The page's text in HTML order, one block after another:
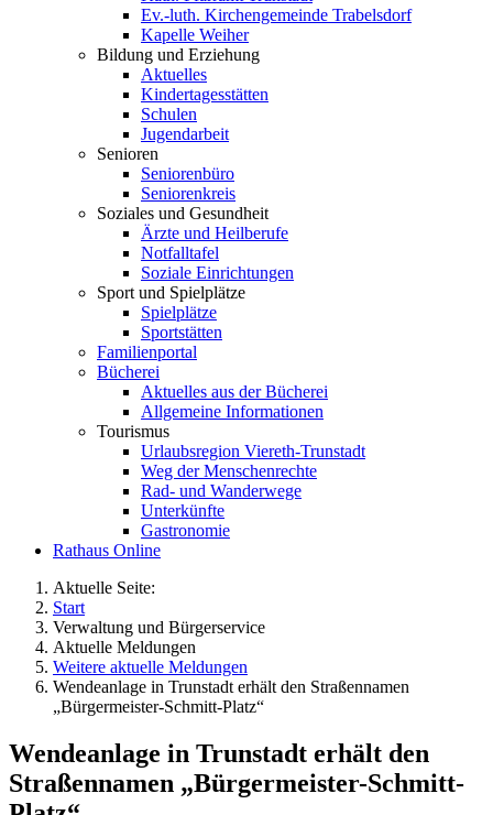
Ev.-luth. Kirchengemeinde Trabelsdorf
Kapelle Weiher
Bildung und Erziehung
Aktuelles
Kindertagesstätten
Schulen
Jugendarbeit
Senioren
Seniorenbüro
Seniorenkreis
Soziales und Gesundheit
Ärzte und Heilberufe
Notfalltafel
Soziale Einrichtungen
Sport und Spielplätze
Spielplätze
Sportstätten
Familienportal
Bücherei
Aktuelles aus der Bücherei
Allgemeine Informationen
Tourismus
Urlaubsregion Viereth-Trunstadt
Weg der Menschenrechte
Rad- und Wanderwege
Unterkünfte
Gastronomie
Rathaus Online
Aktuelle Seite:
Start
Verwaltung und Bürgerservice
Aktuelle Meldungen
Weitere aktuelle Meldungen
Wendeanlage in Trunstadt erhält den Straßennamen
„Bürgermeister-Schmitt-Platz“
Wendeanlage in Trunstadt erhält den
Straßennamen „Bürgermeister-Schmitt-